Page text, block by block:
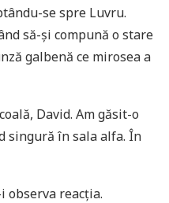
se spre Luvru.
să-și compună o stare
galbenă ce mirosea a
David. Am găsit-o
singură în sala alfa. În
observa reacția.